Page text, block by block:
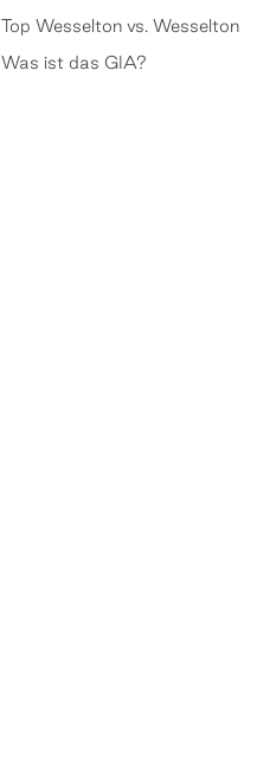
Top Wesselton vs. Wesselton
Was ist das GIA?